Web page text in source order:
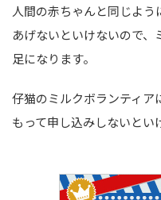
人間の赤ちゃんと同じよ
あげないといけないので
足になります。
仔猫のミルクボランティア
もって申し込みしないとい